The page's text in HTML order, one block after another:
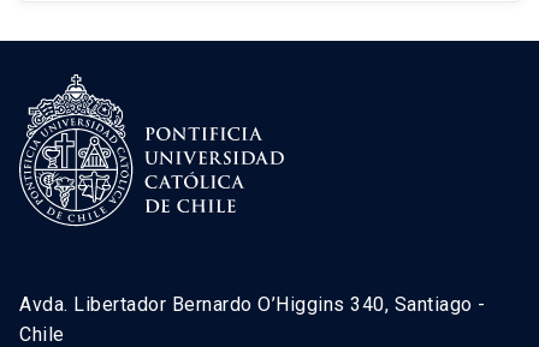
Avda. Libertador Bernardo O’Higgins 340, Santiago -
Chile